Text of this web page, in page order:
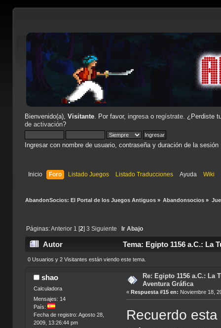
Bienvenido(a), Visitante. Por favor, ingresao regístrate. ¿Perdiste
de activación?
Ingresar con nombre de usuario, contraseña y duración de la sesión
Inicio Foro Listado Juegos Listado Traducciones Ayuda Wiki
AbandonSocios: El Portal de los Juegos Antiguos» Abandonsocios »
Páginas:Anterior 1 [2] 3 Siguiente Ir Abajo
Autor Tema: Egipto 1156 a.C.: La
0 Usuarios y 2 Visitantes están viendo este tema.
shao
Calculadora
Mensajes: 14
País:
Fecha de registro: Agosto 28,
2009, 13:26:44 pm
Re: Egipto 1156 a.C.: La
Aventura Gráfica
«Respuesta #15 en: Noviembre 18,
Recuerdo